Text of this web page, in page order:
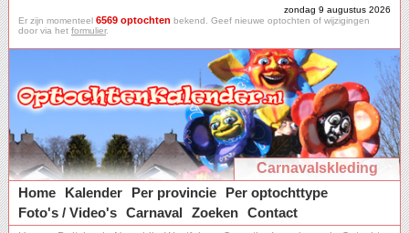
zondag 9 augustus 2026
Er zijn momenteel 6569 optochten bekend. Geef nieuwe optochten of wijzigingen
door via het formulier.
Carnavalskleding
Home
Kalender Per provincie
Per optochttype
Foto's / Video's Carnaval Zoeken Contact